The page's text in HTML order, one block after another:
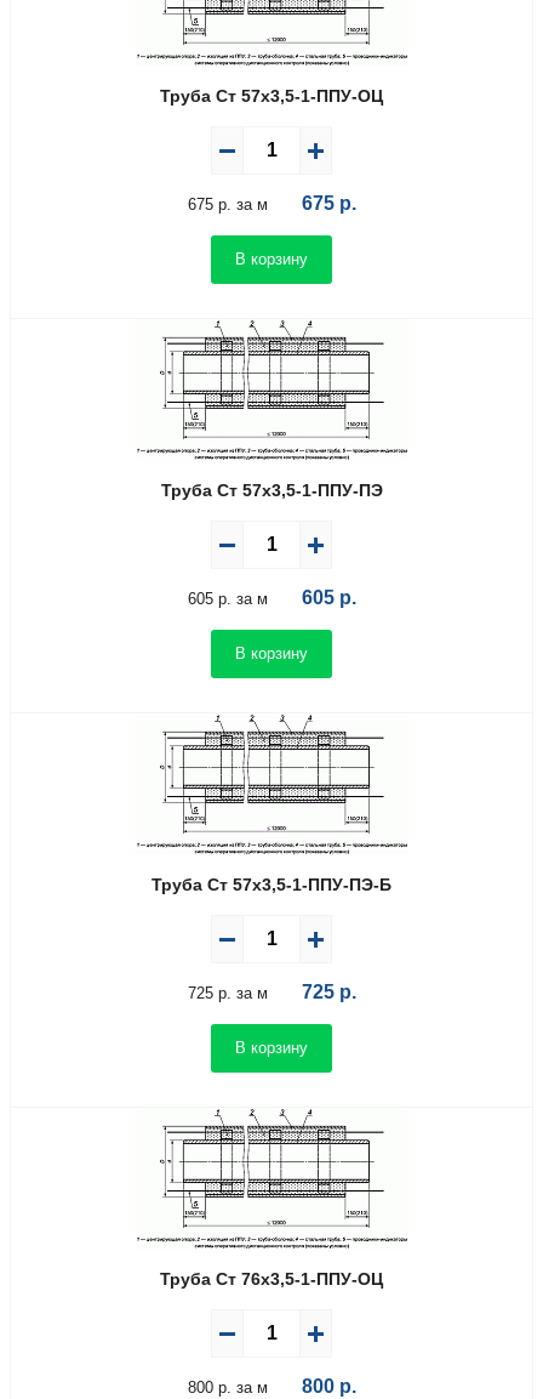
Труба Ст 57х3,5-1-ППУ-ОЦ
675 р. за м 675р.
В корзину
Труба Ст 57х3,5-1-ППУ-ПЭ
605 р. за м 605р.
В корзину
Труба Ст 57х3,5-1-ППУ-ПЭ-Б
725 р. за м 725р.
В корзину
Труба Ст 76х3,5-1-ППУ-ОЦ
800 р. за м 800р.